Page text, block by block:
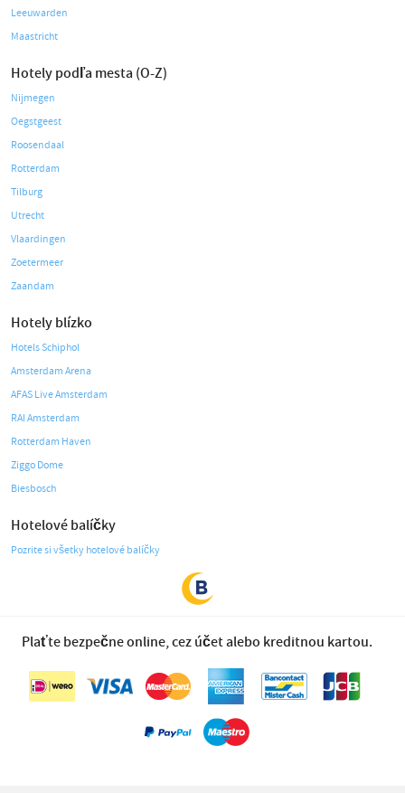
Leeuwarden
Maastricht
Hotely podľa mesta (O-Z)
Nijmegen
Oegstgeest
Roosendaal
Rotterdam
Tilburg
Utrecht
Vlaardingen
Zoetermeer
Zaandam
Hotely blízko
Hotels Schiphol
Amsterdam Arena
AFAS Live Amsterdam
RAI Amsterdam
Rotterdam Haven
Ziggo Dome
Biesbosch
Hotelové balíčky
Pozrite si všetky hotelové balíčky
Plaťte bezpečne online, cez účet alebo kreditnou kartou.